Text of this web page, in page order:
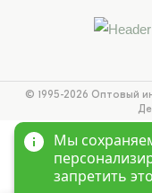
© 1995-2026 Оптовый
Мы
запретить